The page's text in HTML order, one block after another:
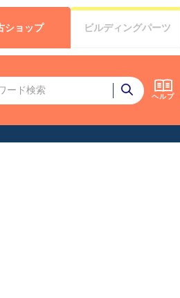
ヘルプ
ショップ ビルディングパーツ